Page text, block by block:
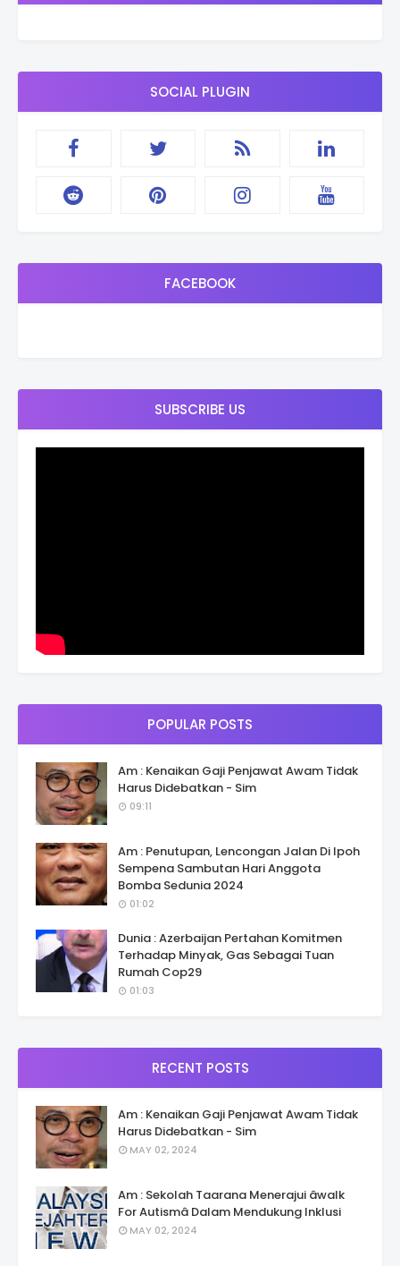
SOCIAL PLUGIN
FACEBOOK
SUBSCRIBE US
POPULAR POSTS
Am : Kenaikan Gaji Penjawat Awam Tidak
Harus Didebatkan - Sim
09:11
Am : Penutupan, Lencongan Jalan Di Ipoh
Sempena Sambutan Hari Anggota
Bomba Sedunia 2024
01:02
Dunia : Azerbaijan Pertahan Komitmen
Terhadap Minyak, Gas Sebagai Tuan
Rumah Cop29
01:03
RECENT POSTS
Am : Kenaikan Gaji Penjawat Awam Tidak
Harus Didebatkan - Sim
MAY 02, 2024
Am : Sekolah Taarana Menerajui âwalk
For Autismâ Dalam Mendukung Inklusi
MAY 02, 2024